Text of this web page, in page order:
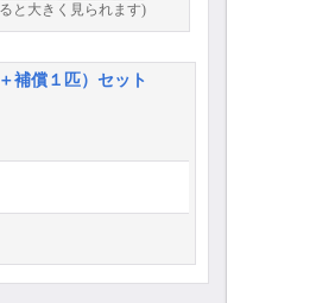
と大きく見られます)
補償１匹）セット